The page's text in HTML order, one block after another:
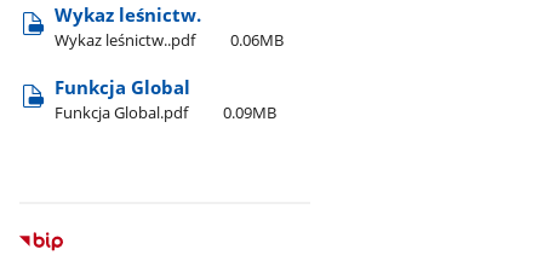
Wykaz leśnictw.
Wykaz leśnictw..pdf 0.06MB
Funkcja Global
Funkcja Global.pdf 0.09MB